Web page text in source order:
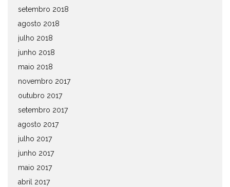
setembro 2018
agosto 2018
julho 2018
junho 2018
maio 2018
novembro 2017
outubro 2017
setembro 2017
agosto 2017
julho 2017
junho 2017
maio 2017
abril 2017